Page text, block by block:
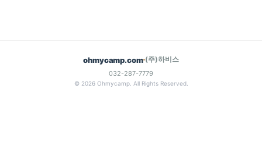
ohmycamp.com (주)하비스
032-287-7779
© 2026 Ohmycamp. All Rights Reserved.